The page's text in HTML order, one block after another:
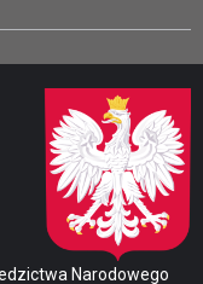
Narodowego